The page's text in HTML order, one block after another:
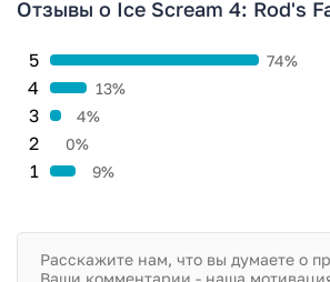
Отзывы о Ice Scream 4: Rod's
1 9%
2 0%
3 4%
4 13%
5 74%